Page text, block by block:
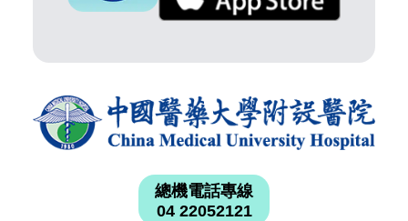
總機電話專線
04 22052121